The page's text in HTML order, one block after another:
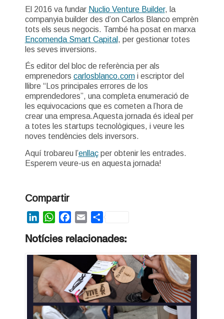
El 2016 va fundar Nuclio Venture Builder, la
companyia builder des d’on Carlos Blanco emprèn
tots els seus negocis. També ha posat en marxa
Encomenda Smart Capital , per gestionar totes
les seves inversions.
És editor del bloc de referència per als
emprenedors carlosblanco.comi escriptor del
llibre “Los principales errores de los
emprendedores”, una completa enumeració de
les equivocacions que es cometen a l’hora de
crear una empresa.Aquesta jornada és ideal per
a totes les startups tecnològiques, i veure les
noves tendències dels inversors.
Aquí trobareu l’enllaçper obtenir les entrades.
Esperem veure-us en aquesta jornada!
Compartir
LinkedInWhatsAppFacebook
EmailShare
Notícies relacionades: